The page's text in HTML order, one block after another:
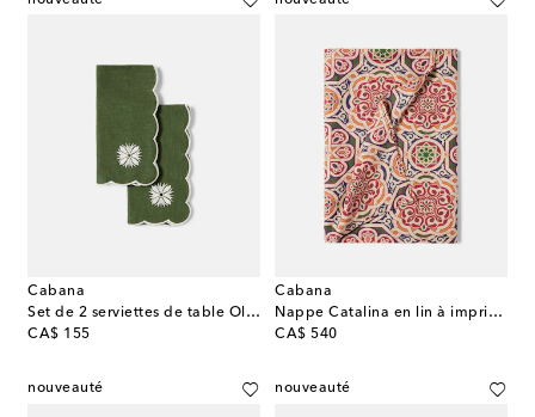
Cabana
Set de 2 serviettes de table Olive en lin et coton
CA$ 155
original price
Cabana
Nappe Catalina en lin à imprimé
CA$ 540
original price
nouveauté nouveauté